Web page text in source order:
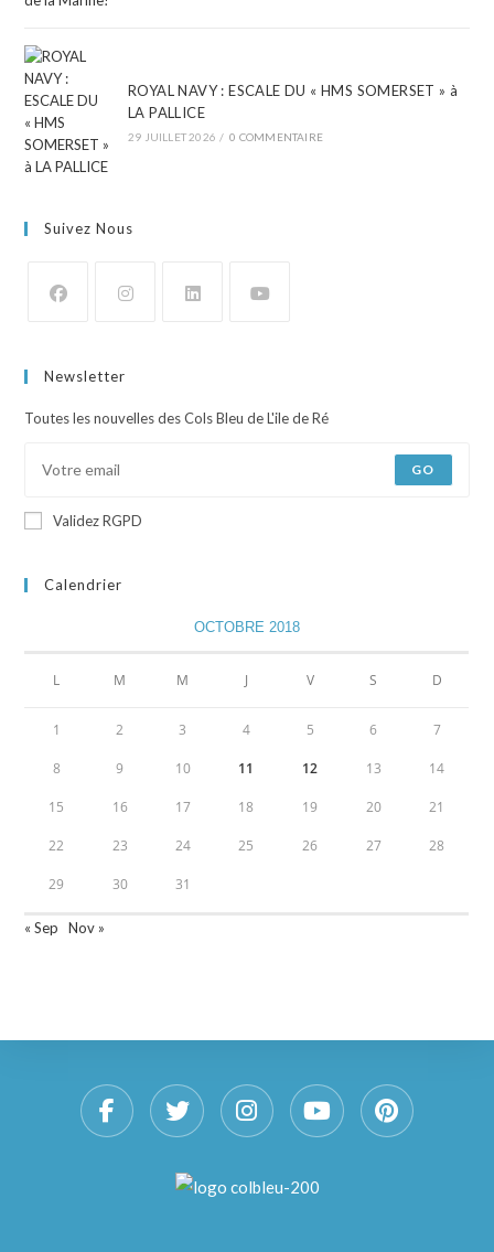
ROYAL NAVY : ESCALE DU « HMS SOMERSET » à
LA PALLICE
29 JUILLET 2026 / 0 COMMENTAIRE
Suivez Nous
Newsletter
Toutes les nouvelles des Cols Bleu de L'ile de Ré
GO
Validez RGPD
Calendrier
OCTOBRE 2018
L M M J V S D
1 2 3 4 5 6 7
8 9 10 11 12 13 14
15 16 17 18 19 20 21
22 23 24 25 26 27 28
29 30 31
« Sep Nov »